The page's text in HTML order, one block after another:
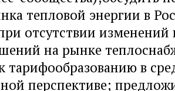
тепловой энергии в
отсутствии изменений
на рынке
тарифообразованию в
перспективе;